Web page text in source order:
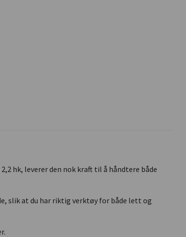
hk, leverer den nok kraft til å håndtere både
slik at du har riktig verktøy for både lett og